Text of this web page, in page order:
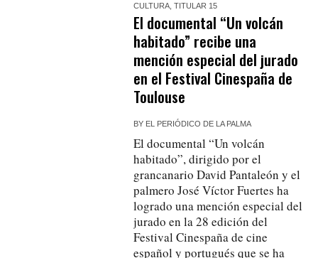
CULTURA ,TITULAR 15
El documental “Un volcán
habitado” recibe una
mención especial del jurado
en el Festival Cinespaña de
Toulouse
BY EL PERIÓDICO DE LA PALMA
El documental “Un volcán
habitado”, dirigido por el
grancanario David Pantaleón y el
palmero José Víctor Fuertes ha
logrado una mención especial del
jurado en la 28 edición del
Festival Cinespaña de cine
español y portugués que se ha